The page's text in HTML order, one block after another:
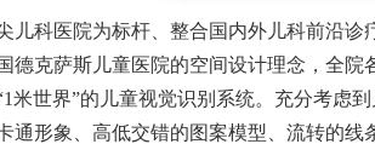
科医院为标杆、整合国内外儿科前沿诊
德克萨斯儿童医院的空间设计理念，全院
米世界”的儿童视觉识别系统。充分考虑
通形象、高低交错的图案模型、流转的线